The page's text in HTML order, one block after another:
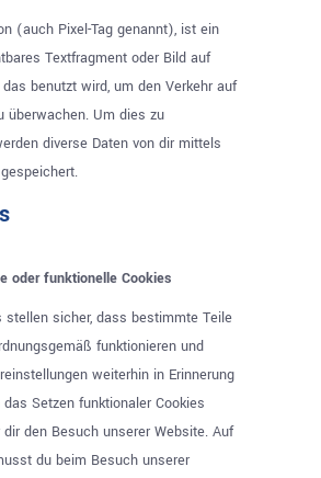
(auch Pixel-Tag genannt), ist ein
Textfragment oder Bild auf
benutzt wird, um den Verkehr auf
überwachen. Um dies zu
diverse Daten von dir mittels
oder funktionelle Cookies
stellen sicher, dass bestimmte Teile
funktionieren und
weiterhin in Erinnerung
das Setzen funktionaler Cookies
den Besuch unserer Website. Auf
du beim Besuch unserer